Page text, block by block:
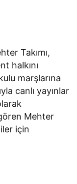
Takımı,
halkını
marşlarına
canlı yayınlar
Mehter
için